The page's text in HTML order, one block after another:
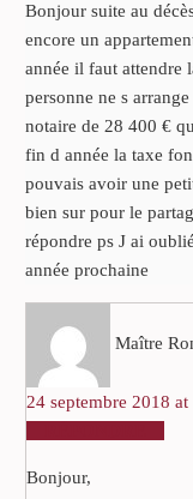
Bonjour suite au
encore un
année il faut attendre
personne ne s
notaire de 28 400 €
fin d année la taxe
pouvais avoir une
bien sur pour le
répondre ps J ai
année prochaine
Maître
24 septembre 2018
Bonjour,